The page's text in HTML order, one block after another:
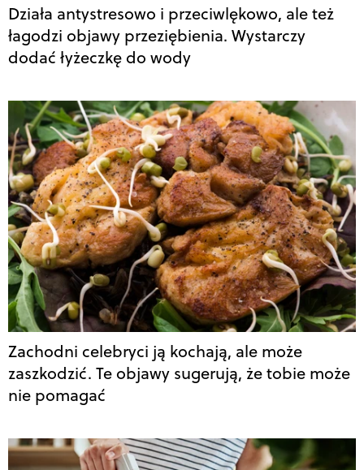
Działa antystresowo i przeciwlękowo, ale też
łagodzi objawy przeziębienia. Wystarczy
dodać łyżeczkę do wody
Zachodni celebryci ją kochają, ale może
zaszkodzić. Te objawy sugerują, że tobie może
nie pomagać